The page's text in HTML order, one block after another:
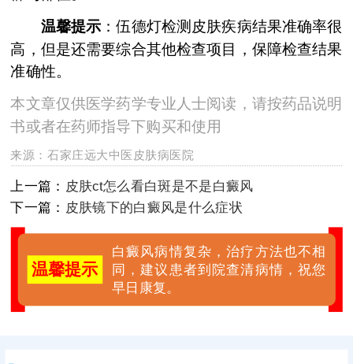
温馨提示 ：伍德灯检测皮肤疾病结果准确率很
高，但是还需要综合其他检查项目，保障检查结果
准确性。
本文章仅供医学药学专业人士阅读，请按药品说明
书或者在药师指导下购买和使用
来源：石家庄远大中医皮肤病医院
上一篇： 皮肤ct怎么看白斑是不是白癜风
下一篇： 皮肤镜下的白癜风是什么症状
温馨提示
白癜风病情复杂，治疗方法也不相
同，建议患者到院查清病情，祝您
早日康复。